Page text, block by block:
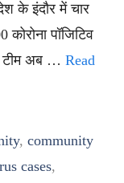
के इंदौर में चार
कोरोना पॉजिटिव
टीम अब … Read
, community
cases,